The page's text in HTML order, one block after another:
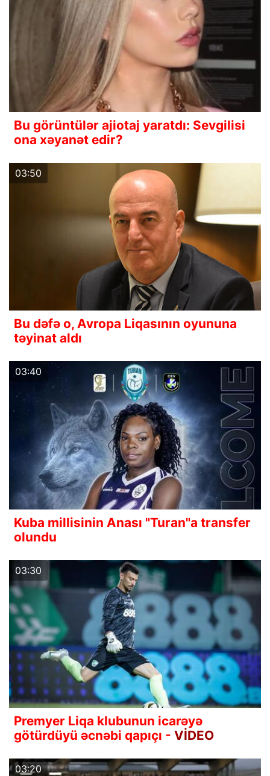
Bu görüntülər ajiotaj yaratdı: Sevgilisi
ona xəyanət edir?
03:50
Bu dəfə o, Avropa Liqasının oyununa
təyinat aldı
03:40
Kuba millisinin Anası "Turan"a transfer
olundu
03:30
Premyer Liqa klubunun icarəyə
götürdüyü əcnəbi qapıçı - VİDEO
03:20